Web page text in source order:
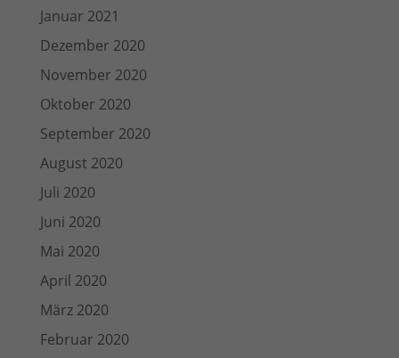
Januar 2021
Dezember 2020
November 2020
Oktober 2020
September 2020
August 2020
Juli 2020
Juni 2020
Mai 2020
April 2020
März 2020
Februar 2020